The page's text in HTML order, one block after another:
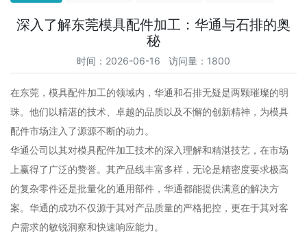
深入了解东莞模具配件加工：华通与石排的奥
秘
时间：2026-06-16 访问量：1800
在东莞，模具配件加工的领域内，华通和石排无疑是两颗璀璨的明
珠。他们以精湛的技术、卓越的品质以及不懈的创新精神，为模具
配件市场注入了源源不断的动力。
华通公司以其对模具配件加工技术的深入理解和精湛技艺，在市场
上赢得了广泛的赞誉。其产品线丰富多样，无论是精密度要求极高
的复杂零件还是批量化的通用部件，华通都能提供满意的解决方
案。华通的成功不仅源于其对产品质量的严格把控，更在于其对客
户需求的敏锐洞察和快速响应能力。